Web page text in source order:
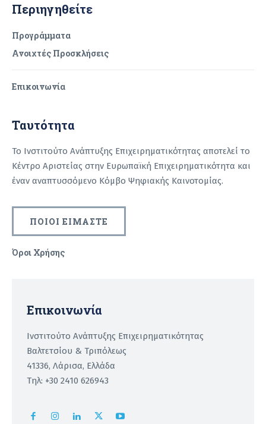
Περιηγηθείτε
Προγράμματα
Ανοιχτές Προσκλήσεις
Επικοινωνία
Ταυτότητα
Το Ινστιτούτο Ανάπτυξης Επιχειρηματικότητας αποτελεί το
Κέντρο Αριστείας στην Ευρωπαϊκή Επιχειρηματικότητα και
έναν αναπτυσσόμενο Κόμβο Ψηφιακής Καινοτομίας.
ΠΟΙΟΙ ΕΙΜΑΣΤΕ
Όροι Χρήσης
Επικοινωνία
Ινστιτούτο Ανάπτυξης Επιχειρηματικότητας
Βαλτετσίου & Τριπόλεως
41336, Λάρισα, Ελλάδα
Τηλ: +30 2410 626943